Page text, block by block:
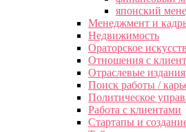
японский
Менеджмент и
Недвижимость
Ораторское
Отношения с
Отраслевые издания
Поиск работы /
Политическое
Работа с клиентами
Стартапы и